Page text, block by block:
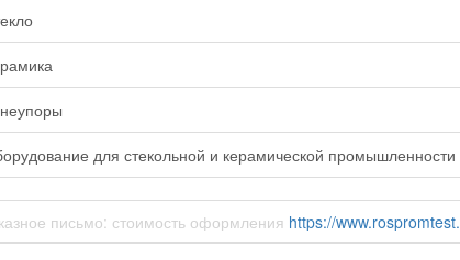
для стекольной и керамической промышленности
письмо: стоимость оформления https://